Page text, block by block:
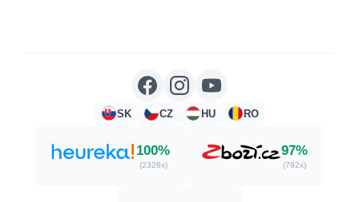
SK CZ HU RO
100%
(2326x)
97%
(792x)